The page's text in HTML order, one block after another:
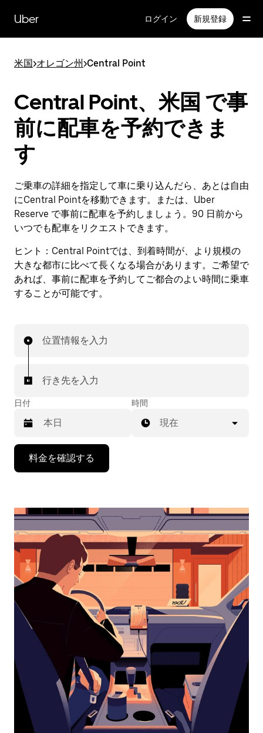
Uber ログイン 新規登録
米国>オレゴン州>Central Point
Central Point、米国 で事
前に配車を予約できま
す
ご乗車の詳細を指定して車に乗り込んだら、あとは自由
にCentral Pointを移動できます。または、Uber
Reserve で事前に配車を予約しましょう。90 日前から
いつでも配車をリクエストできます。
ヒント： Central Pointでは、到着時間が、より規模の
大きな都市に比べて長くなる場合があります。ご希望で
あれば、事前に配車を予約してご都合のよい時間に乗車
することが可能です。
位置情報を入力
行き先を入力
日付
で
ン
ダ
ー
を
操
作
し、
を
選
択
す。
時間
現在
料金を確認する